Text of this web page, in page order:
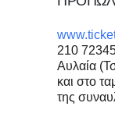
210
Αυλαία
και στο
της